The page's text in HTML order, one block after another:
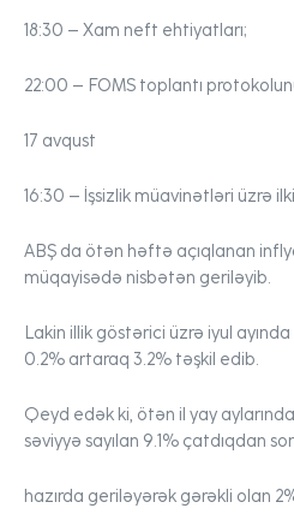
18:30 – Xam neft ehtiyatları;
22:00 – FOMS toplantı
17 avqust
16:30 – İşsizlik müavinətləri üzrə
ABŞ da ötən həftə açıqlanan
müqayisədə nisbətən geriləyib.
Lakin illik göstərici üzrə iyul
0.2% artaraq 3.2% təşkil edib.
Qeyd edək ki, ötən il yay
səviyyə sayılan 9.1% çatdıqdan
hazırda geriləyərək gərəkli olan